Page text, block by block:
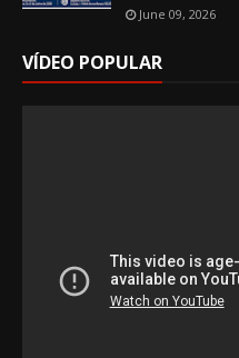
June 09, 2026
VÍDEO POPULAR